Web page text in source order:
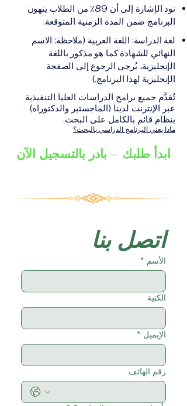
الإلكترونيقد يُطلب تقديم
مستندات إضافية حسب
البرنامج والمؤسسة التعليمية
الأكاديمية المناسبة للبرنامج،
والتي تصدر عن المؤسسة
التعليمية المسؤولة عن تقديم
البرنامج ضمن شبكة VBNN
Smart Education Group.
نود الإشارة إلى أن 89٪ من الطلاب ينهون
البرنامج ضمن المدة الزمنية المتوقعة.
لغة الدراسة: اللغة العربية (ملاحظة: الاسم
النهائي للشهادة كما هو مذكور باللغة
الإنجليزية، يُرجى الرجوع إلى الصفحة
الإنجليزية لهذا البرنامج.)
تُقدَّم جميع برامج الدراسات العليا التنفيذية
عبر الإنترنت لدينا (الماجستير والدكتوراه)
بنظام قائم بالكامل على البحث.
ماذا يعني البرنامج الدراسي بالبحث؟
ابدأ طلبك – بادر بالتسجيل الآن
اتصل بنا
الأسم *
الكنية
الإيميل *
رقم الهاتف